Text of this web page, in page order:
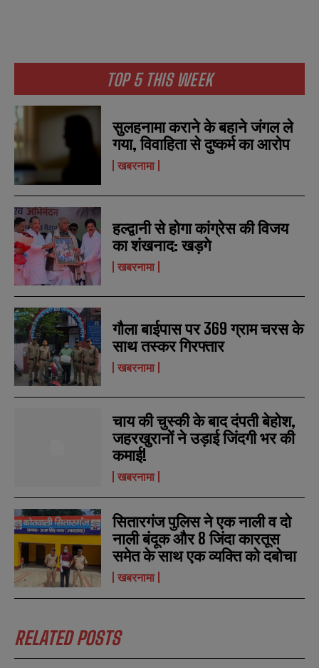
N
e
*
E
m
l
r
s
N
e
*
E
m
l
r
s
TOP 5 THIS WEEK
सुलहनामा कराने के बहाने जंगल ले
गया, विवाहिता से दुष्कर्म का आरोप
खबरनामा
हल्द्वानी से होगा कांग्रेस की विजय
का शंखनाद: खड़गे
खबरनामा
गौला बाईपास पर 369 ग्राम चरस के
साथ तस्कर गिरफ्तार
खबरनामा
चाय की चुस्की के बाद दंपती बेहोश,
जहरखुरानों ने उड़ाई जिंदगी भर की
कमाई!
खबरनामा
सितारगंज पुलिस ने एक नाली व दो
नाली बंदूक और 8 जिंदा कारतूस
समेत के साथ एक व्यक्ति को दबोचा
खबरनामा
RELATED POSTS